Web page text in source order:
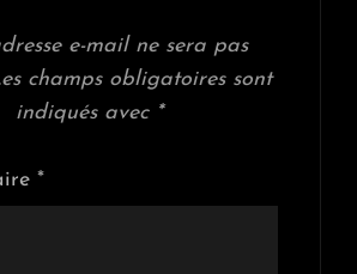
e-mail ne sera pas
champs obligatoires sont
indiqués avec *
*